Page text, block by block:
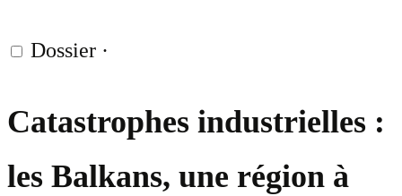
Dossier ·
Catastrophes industrielles :
les Balkans, une région à